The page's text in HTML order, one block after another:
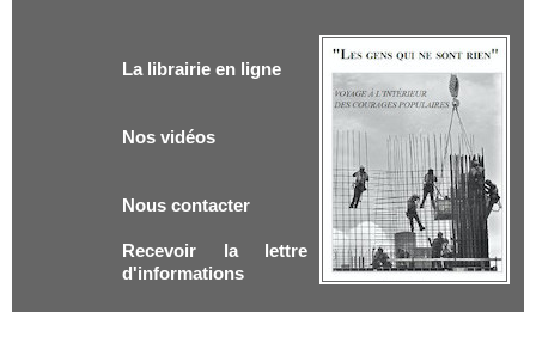
La librairie en ligne
Nos vidéos
Nous contacter
Recevoir la lettre
d'informations